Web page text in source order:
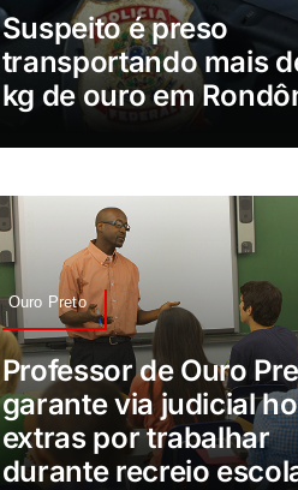
Suspeito é preso
transportando mais
kg de ouro em
Ouro Preto
Professor de Ouro
garante via judicial
extras por trabalhar
durante recreio